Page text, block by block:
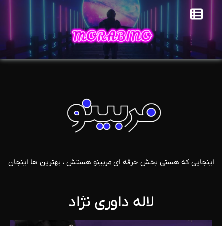
اینجایی که هستی بخش حرفه ای مربینو هستش ، بهترین ها اینجان
لاله داوری نژاد